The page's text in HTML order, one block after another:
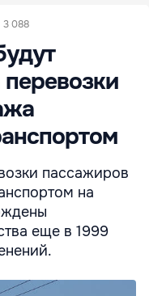
3 088
пассажиров
на
еще в 1999